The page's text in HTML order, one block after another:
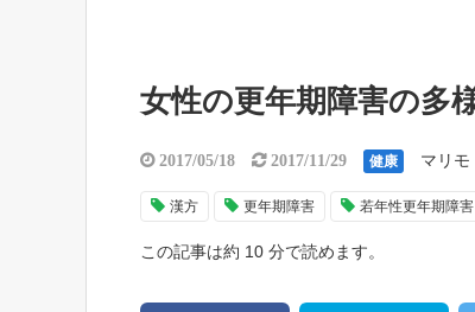
女性の更年期障害の多
2017/05/18 2017/11/29 健康 マリモ
漢方 更年期障害 若年性更年期障害
この記事は約 10 分で読めます。